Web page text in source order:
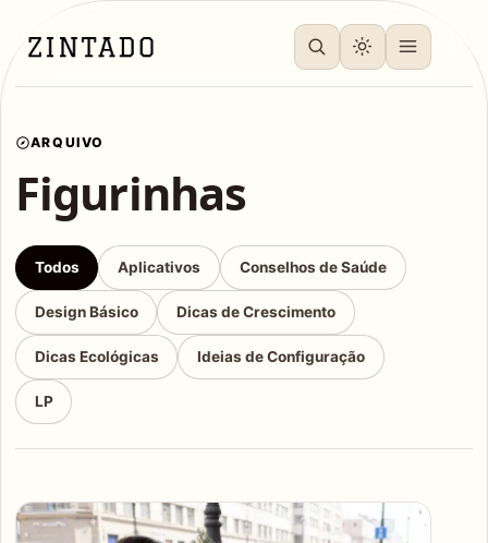
ARQUIVO
Figurinhas
Todos Aplicativos Conselhos de Saúde
Design Básico Dicas de Crescimento
Dicas Ecológicas Ideias de Configuração
LP
Articles